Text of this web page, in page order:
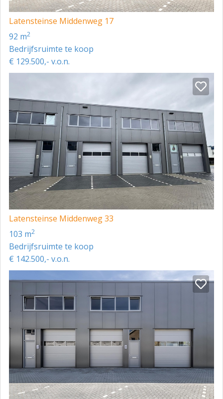
Latensteinse Middenweg 17
92 m2
Bedrijfsruimte te koop
€ 129.500,- v.o.n.
Latensteinse Middenweg 33
103 m2
Bedrijfsruimte te koop
€ 142.500,- v.o.n.